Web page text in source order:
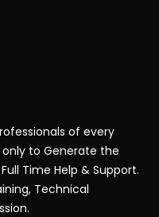
of every
to Generate the
Time Help & Support.
Technical